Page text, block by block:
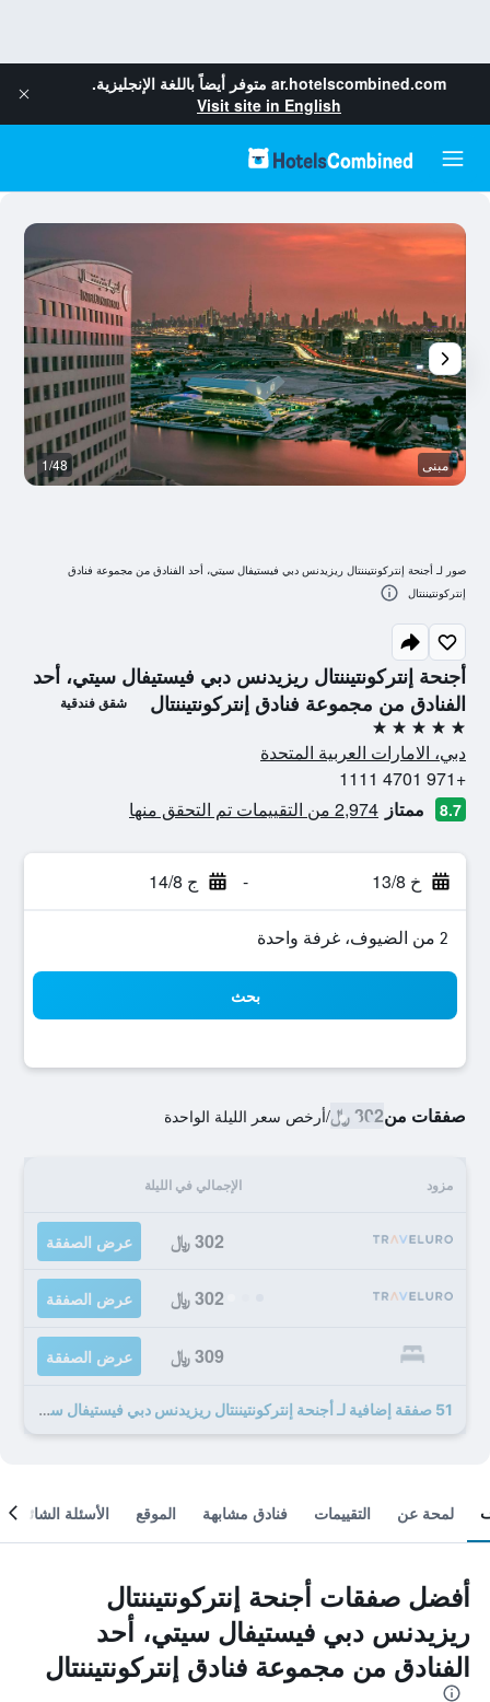
ar.hotelscombined.com متوفر أيضاً باللغة الإنجليزية.
Visit site in English
أجنحة إنتركونتيننتال ريزيدنس دبي فيستيفال سيتي، أحد
الفنادق من مجموعة فنادق إنتركونتيننتال
شقق فندقية
5 نجوم
دبي، الامارات العربية المتحدة
+971 4701 1111
8.7 ممتاز 2,974 من التقييمات تم التحقق منها
خ 13/8 - ج 14/8
2 من الضيوف، غرفة واحدة
بحث
صفقات من302 ﷼ /أرخص سعر الليلة الواحدة
مزود الإجمالي في الليلة
302 ﷼ عرض الصفقة
302 ﷼ عرض الصفقة
309 ﷼ عرض الصفقة
51 صفقة إضافية لـ أجنحة إنتركونتيننتال ريزيدنس دبي فيستيفال سيتي، أحد الفنادق من مجموعة فنادق إنتركونتيننتال
مبنى 1/48
صور لـ أجنحة إنتركونتيننتال ريزيدنس دبي فيستيفال سيتي، أحد الفنادق من مجموعة فنادق
إنتركونتيننتال
لمحة عن التقييمات فنادق مشابهة الموقع الأسئلة الشائعة
أفضل صفقات أجنحة إنتركونتيننتال
ريزيدنس دبي فيستيفال سيتي، أحد
الفنادق من مجموعة فنادق إنتركونتيننتال